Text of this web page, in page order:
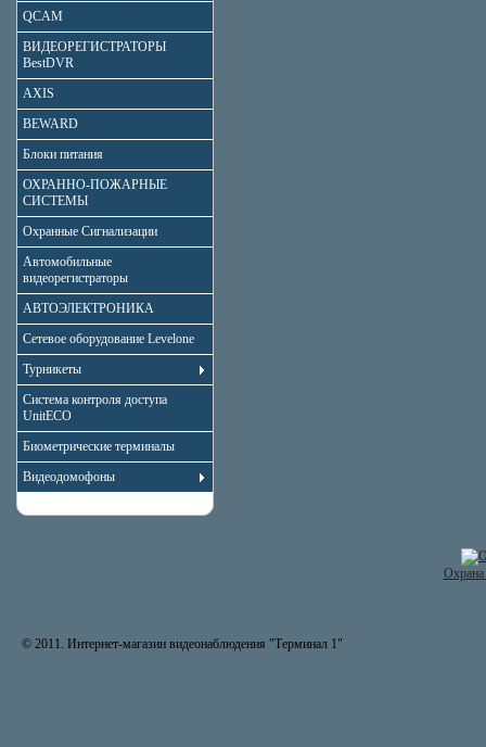
QCAM
ВИДЕОРЕГИСТРАТОРЫ
BestDVR
AXIS
BEWARD
Блоки питания
ОХРАННО-ПОЖАРНЫЕ
СИСТЕМЫ
Охранные Сигнализации
Автомобильные
видеорегистраторы
АВТОЭЛЕКТРОНИКА
Сетевое оборудование Levelone
Турникеты
Система контроля доступа
UnitECO
Биометрические терминалы
Видеодомофоны
© 2011. Интернет-магазин видеонаблюдения "Терминал 1"